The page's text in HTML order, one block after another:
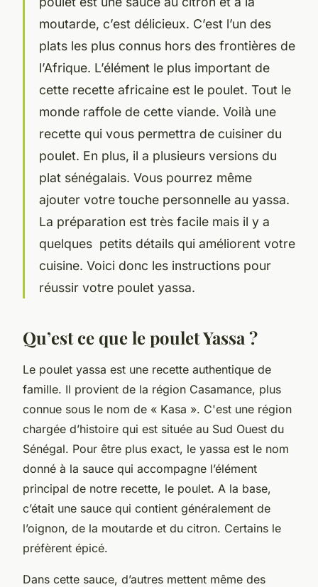
moutarde, c’est délicieux. C’est l’un des
plats les plus connus hors des frontières de
l’Afrique. L’élément le plus important de
cette recette africaine est le poulet. Tout le
monde raffole de cette viande. Voilà une
recette qui vous permettra de cuisiner du
poulet. En plus, il a plusieurs versions du
plat sénégalais. Vous pourrez même
ajouter votre touche personnelle au yassa.
La préparation est très facile mais il y a
quelques petits détails qui améliorent votre
cuisine. Voici donc les instructions pour
réussir votre poulet yassa.
Qu’est ce que le poulet Yassa ?
Le poulet yassa est une recette authentique de
famille. Il provient de la région Casamance, plus
connue sous le nom de « Kasa ». C'est une région
chargée d’histoire qui est située au Sud Ouest du
Sénégal. Pour être plus exact, le yassa est le nom
donné à la sauce qui accompagne l’élément
principal de notre recette, le poulet. A la base,
c’était une sauce qui contient généralement de
l’oignon, de la moutarde et du citron. Certains le
préfèrent épicé.
Dans cette sauce, d’autres mettent même des